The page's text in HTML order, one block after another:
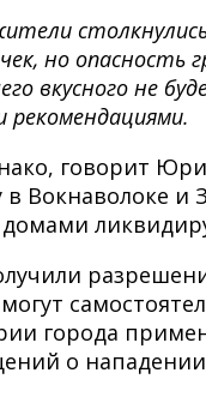
но
вкусного не
рекомендациями.
говорит
и
города
о